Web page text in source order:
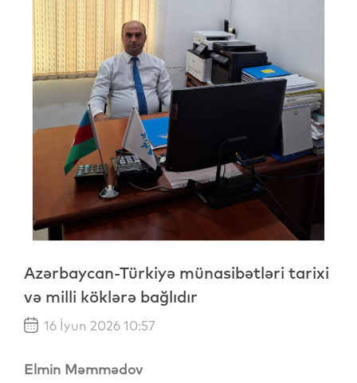
Azərbaycan-Türkiyə münasibətləri tarixi
və milli köklərə bağlıdır
16 İyun 2026 10:57
Elmin Məmmədov